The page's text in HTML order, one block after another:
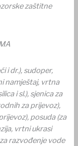
zaštitne
i dr.), sudoper,
namještaj, vrtna
i sl.), sjenica za
za prijevoz),
posuda (za
vrtni ukrasi
razvođenje vode